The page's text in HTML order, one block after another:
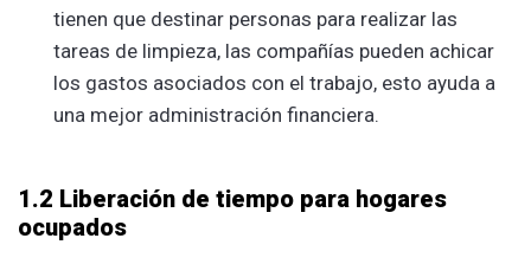
tienen que destinar personas para realizar las
tareas de limpieza, las compañías pueden achicar
los gastos asociados con el trabajo, esto ayuda a
una mejor administración financiera.
1.2 Liberación de tiempo para hogares
ocupados